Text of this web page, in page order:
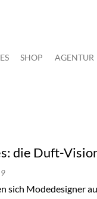
SHOP AGENTUR
die Duft-
sich Modedesigner